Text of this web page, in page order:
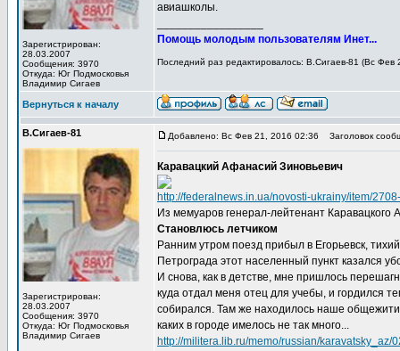
Зарегистрирован:
28.03.2007
Сообщения: 3970
Откуда: Юг Подмосковья
Владимир Сигаев
авиашколы.
Помощь молодым пользователям Инет...
Последний раз редактировалось: В.Сигаев-81 (Вс Фев
Вернуться к началу
В.Сигаев-81
Зарегистрирован:
28.03.2007
Сообщения: 3970
Откуда: Юг Подмосковья
Владимир Сигаев
Добавлено: Вс Фев 21, 2016 02:36 Заголовок
Каравацкий Афанасий Зиновьевич
http://federalnews.in.ua/novosti-ukrainy/item/
Из мемуаров генерал-лейтенант
Становлюсь летчиком
Ранним утром поезд прибыл в Егорьевск,
Петрограда этот населенный пункт казался
И снова, как в детстве, мне пришлось
куда отдал меня отец для учебы, и гордился
собирался. Там же находилось наше
каких в городе имелось не так много...
http://militera.lib.ru/memo/russian/karavatsky_az/